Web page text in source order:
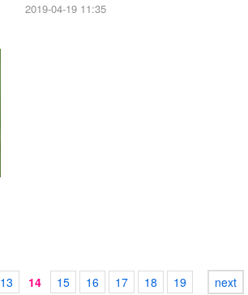
2019-04-19 11:35
13 14 15 16 17 18 19 next